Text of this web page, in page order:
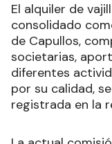
El alquiler de
consolidado
de Capullos,
societarias,
diferentes
por su calidad,
registrada en la